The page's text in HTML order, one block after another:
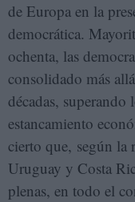
de Europa en la
democrática.
ochenta, las
consolidado más
décadas, superando
estancamiento
cierto que, según la
Uruguay y Costa
plenas, en todo el